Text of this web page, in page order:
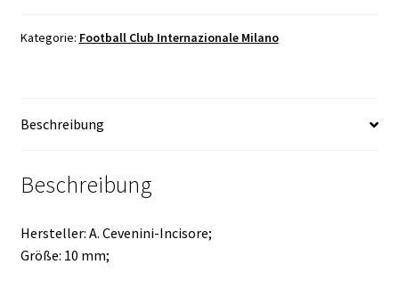
Kategorie: Football Club Internazionale Milano
Beschreibung
Beschreibung
Hersteller: A. Cevenini-Incisore;
Größe: 10 mm;